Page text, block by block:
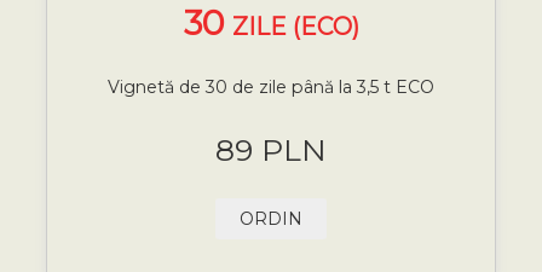
30 ZILE (ECO)
Vignetă de 30 de zile până la 3,5 t ECO
89 PLN
ORDIN